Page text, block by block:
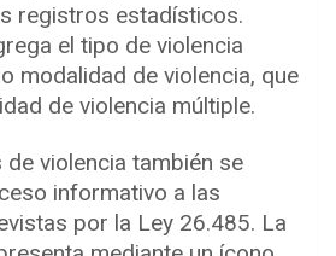
registros estadísticos.
el tipo de violencia
modalidad de violencia, que
de violencia múltiple.
violencia también se
informativo a las
por la Ley 26.485. La